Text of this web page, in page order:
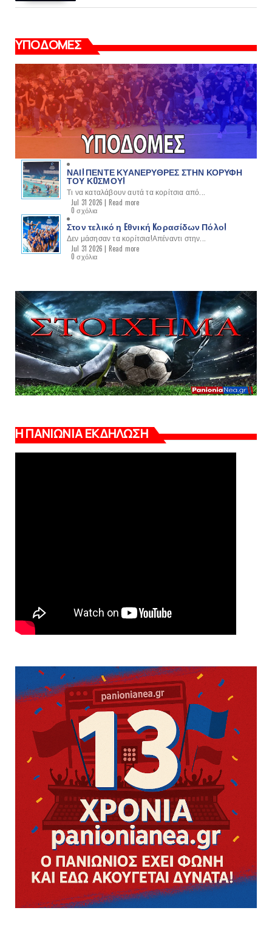
ΥΠΟΔΟΜΕΣ
ΝΑΙ! ΠΕΝΤΕ ΚΥΑΝΕΡΥΘΡΕΣ ΣΤΗΝ ΚΟΡΥΦΗ
ΤΟΥ ΚOΣΜΟΥ!
Τι να καταλάβουν αυτά τα κορίτσια από...
Jul 31 2026 | Read more
0 σχόλια
Στον τελικό η Eθνική Kορασίδων Πόλο!
Δεν μάσησαν τα κορίτσια!Απέναντι στην...
Jul 31 2026 | Read more
0 σχόλια
Η ΠΑΝΙΩΝΙΑ ΕΚΔΗΛΩΣΗ